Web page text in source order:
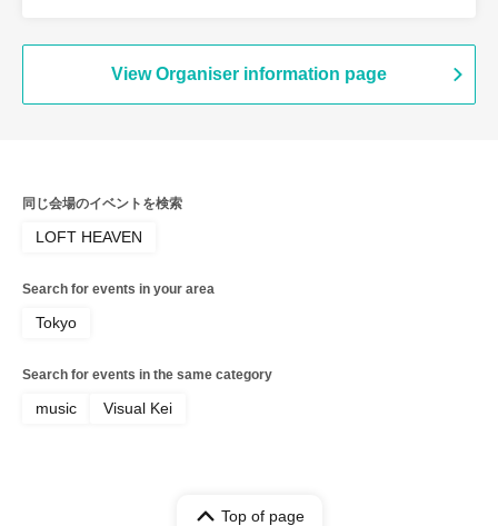
View Organiser information page
同じ会場のイベントを検索
LOFT HEAVEN
Search for events in your area
Tokyo
Search for events in the same category
music Visual Kei
Top of page